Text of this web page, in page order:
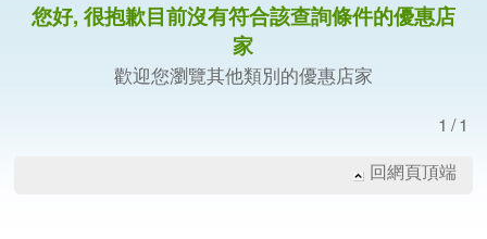
您好, 很抱歉目前沒有符合該查詢條件的優惠店
家
歡迎您瀏覽其他類別的優惠店家
1/1
回網頁頂端